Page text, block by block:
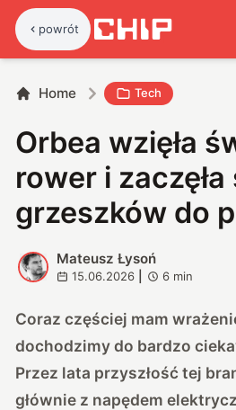
powrót
Home Tech
Orbea wzięła
rower i
grzeszków do
M
Mateusz Łysoń
15.06.2026 6 min
Coraz częściej mam
dochodzimy do bardzo
Przez lata przyszłość tej
głównie z napędem